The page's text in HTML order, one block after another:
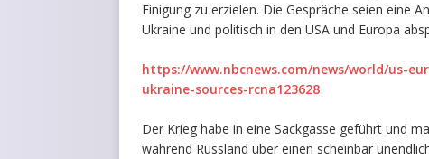
Einigung zu erzielen. Die Gespräche seien eine
Ukraine und politisch in den USA und Europa
https://www.nbcnews.com/news/world/us-
ukraine-sources-rcna123628
Der Krieg habe in eine Sackgasse geführt und
während Russland über einen scheinbar